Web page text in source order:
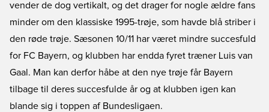
vender de dog vertikalt, og det drager for nogle ældre fans
minder om den klassiske 1995-trøje, som havde blå striber i
den røde trøje. Sæsonen 10/11 har været mindre succesfuld
for FC Bayern, og klubben har endda fyret træner Luis van
Gaal. Man kan derfor håbe at den nye trøje får Bayern
tilbage til deres succesfulde år og at klubben igen kan
blande sig i toppen af Bundesligaen.